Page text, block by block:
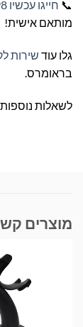
📞 חייגו עכשיו 037281198
מותאם אישית!
גלו עוד שירות
בראומרס.
לשאלות
מוצרים